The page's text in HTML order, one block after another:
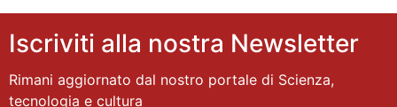
Iscriviti alla nostra Newsletter
Rimani aggiornato dal nostro portale di Scienza,
tecnologia e cultura